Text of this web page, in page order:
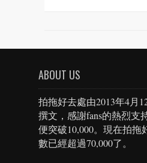
ABOUT US
拍拖好去處由2013年4月
撰文，感謝fans的熱烈支
便突破10,000。現在拍拖
數已經超過70,000了。